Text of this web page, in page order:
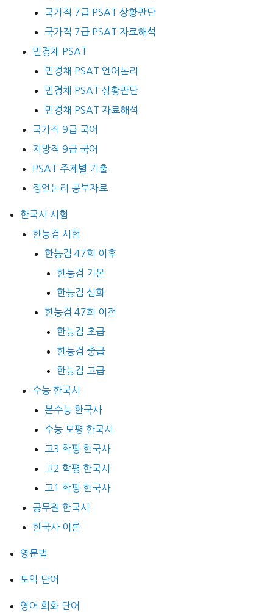
국가직 7급 PSAT 상황판단
국가직 7급 PSAT 자료해석
민경채 PSAT
민경채 PSAT 언어논리
민경채 PSAT 상황판단
민경채 PSAT 자료해석
국가직 9급 국어
지방직 9급 국어
PSAT 주제별 기출
정언논리 공부자료
한국사 시험
한능검 시험
한능검 47회 이후
한능검 기본
한능검 심화
한능검 47회 이전
한능검 초급
한능검 중급
한능검 고급
수능 한국사
본수능 한국사
수능 모평 한국사
고3 학평 한국사
고2 학평 한국사
고1 학평 한국사
공무원 한국사
한국사 이론
영문법
토익 단어
영어 회화 단어